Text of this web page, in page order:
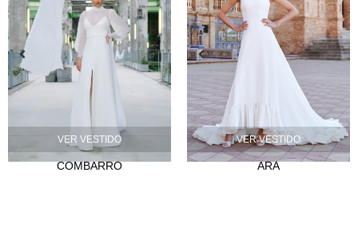
VER VESTIDO
COMBARRO
VER VESTIDO
ARA